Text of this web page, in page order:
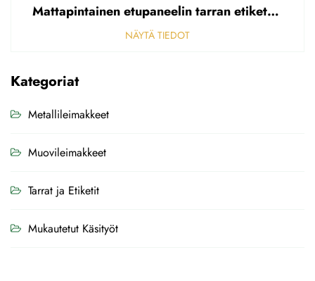
Mattapintainen etupaneelin tarran etiketti, reikäinen sumea, 0,25 mm paksuinen polycarbonaatti-/PVC-tarran etiketti
NÄYTÄ TIEDOT
Kategoriat
Metallileimakkeet
Muovileimakkeet
Tarrat ja Etiketit
Mukautetut Käsityöt